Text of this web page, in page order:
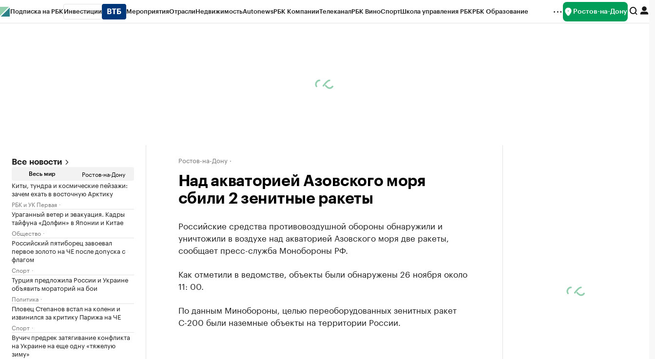
Подписка на РБК Инвестиции МероприятияОтраслиНедвижимостьAutonewsРБК КомпанииТелеканалРБК ВиноСпортШкола управления РБКРБК Образование Ростов-на-Дону
Все новости
Весь мир Ростов-на-Дону
Киты, тундра и космические пейзажи:
зачем ехать в восточную Арктику
РБК и УК Первая
Ураганный ветер и эвакуация. Кадры
тайфуна «Долфин» в Японии и Китае
Общество
Российский пятиборец завоевал
первое золото на ЧЕ после допуска с
флагом
Спорт
Турция предложила России и Украине
объявить мораторий на бои
Политика
Пловец Степанов встал на колени и
извинился за критику Парижа на ЧЕ
Спорт
Вучич предрек затягивание конфликта
на Украине на еще одну «тяжелую
зиму»
Ростов-на-Дону
Над акваторией Азовского моря
сбили 2 зенитные ракеты
Российские средства противовоздушной обороны обнаружили и
уничтожили в воздухе над акваторией Азовского моря две ракеты,
сообщает пресс-служба Монобороны РФ.
Как отметили в ведомстве, объекты были обнаружены 26 ноября около
11: 00.
По данным Минобороны, целью переоборудованных зенитных ракет
С-200 были наземные объекты на территории России.